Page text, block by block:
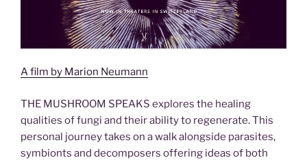
A film by Marion Neumann
THE MUSHROOM SPEAKS explores the healing
qualities of fungi and their ability to regenerate. This
personal journey takes on a walk alongside parasites,
symbionts and decomposers offering ideas of both